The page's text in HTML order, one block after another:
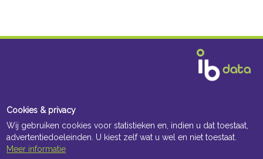
Cookies & privacy
Wij gebruiken cookies voor statistieken en, indien u dat toestaat,
advertentiedoeleinden. U kiest zelf wat u wel en niet toestaat.
Meer informatie